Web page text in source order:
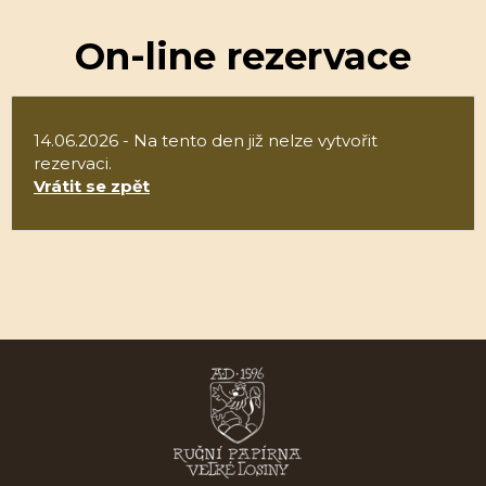
On-line rezervace
14.06.2026 - Na tento den již nelze vytvořit
rezervaci.
Vrátit se zpět